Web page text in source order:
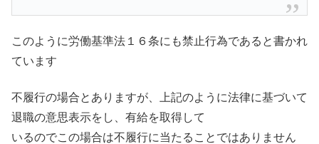
このように労働基準法１６条にも禁止行為であると書かれ
ています
不履行の場合とありますが、上記のように法律に基づいて
退職の意思表示をし、有給を取得して
いるのでこの場合は不履行に当たることではありません